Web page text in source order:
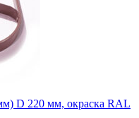
D 220 мм, окраска RAL